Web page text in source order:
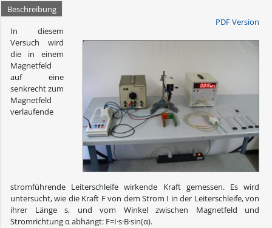
Beschreibung
PDF Version
In diesem
Versuch wird
die in einem
Magnetfeld
auf eine
senkrecht zum
Magnetfeld
verlaufende
stromführende Leiterschleife wirkende Kraft gemessen. Es wird
untersucht, wie die Kraft F von dem Strom I in der Leiterschleife, von
ihrer Länge s, und vom Winkel zwischen Magnetfeld und
Stromrichtung α abhängt: F=I·s·B·sin(α).